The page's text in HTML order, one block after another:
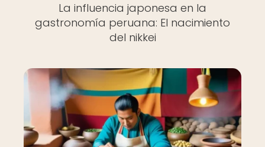
La influencia japonesa en la
gastronomía peruana: El nacimiento
del nikkei